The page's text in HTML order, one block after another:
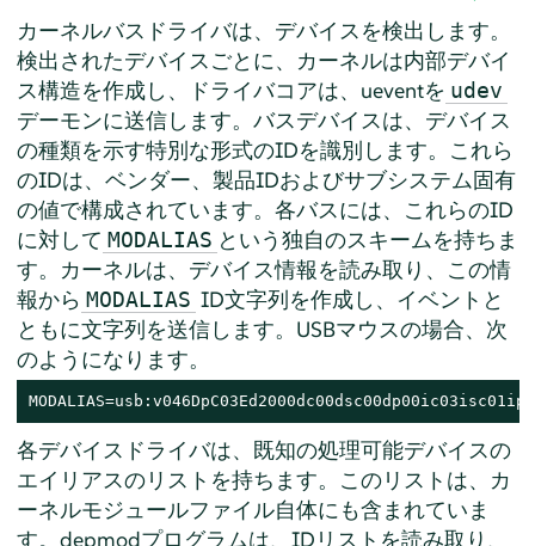
カーネルバスドライバは、デバイスを検出します。
検出されたデバイスごとに、カーネルは内部デバイ
ス構造を作成し、ドライバコアは、ueventを udev
デーモンに送信します。バスデバイスは、デバイス
の種類を示す特別な形式のIDを識別します。これら
のIDは、ベンダー、製品IDおよびサブシステム固有
の値で構成されています。各バスには、これらのID
に対して MODALIAS という独自のスキームを持ちま
す。カーネルは、デバイス情報を読み取り、この情
報から MODALIAS ID文字列を作成し、イベントと
ともに文字列を送信します。USBマウスの場合、次
のようになります。
各デバイスドライバは、既知の処理可能デバイスの
エイリアスのリストを持ちます。このリストは、カ
ーネルモジュールファイル自体にも含まれていま
す。depmodプログラムは、IDリストを読み取り、